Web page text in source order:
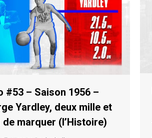
#53 – Saison 1956 –
Yardley, deux mille et
marquer (l’Histoire)